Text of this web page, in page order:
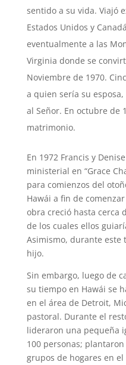
sentido a su vida. Viajó
Estados Unidos y
eventualmente a las
Virginia donde se
Noviembre de 1970.
a quien sería su
al Señor. En octubre de
matrimonio.
En 1972 Francis y
ministerial en “Grace
para comienzos del
Hawái a fin de
obra creció hasta cerca
de los cuales ellos
Asimismo, durante
hijo.
Sin embargo, luego de
su tiempo en Hawái se
en el área de Detroit,
pastoral. Durante el
lideraron una pequeña
100 personas;
grupos de hogares en